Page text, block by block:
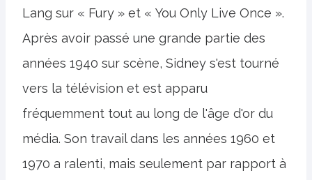
Lang sur « Fury » et « You Only Live Once ».
Après avoir passé une grande partie des
années 1940 sur scène, Sidney s'est tourné
vers la télévision et est apparu
fréquemment tout au long de l'âge d'or du
média. Son travail dans les années 1960 et
1970 a ralenti, mais seulement par rapport à